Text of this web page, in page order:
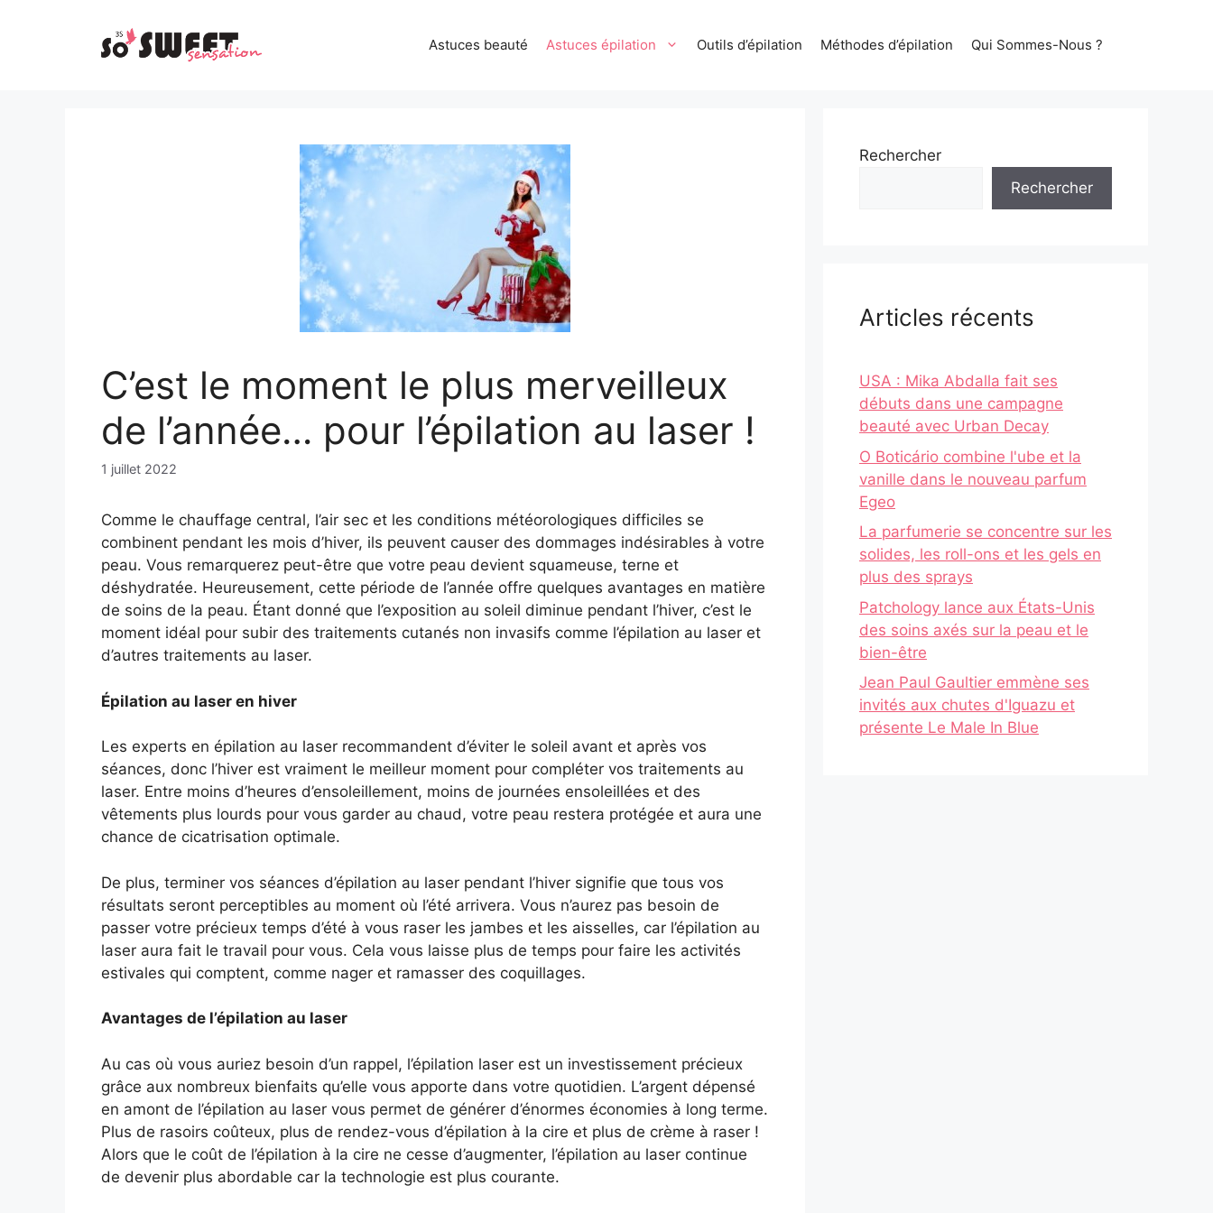
Astuces beauté Astuces épilation Outils d’épilation Méthodes d’épilation Qui Sommes-Nous ?
C’est le moment le plus merveilleux
de l’année… pour l’épilation au laser !
1 juillet 2022
Comme le chauffage central, l’air sec et les conditions météorologiques difficiles se
combinent pendant les mois d’hiver, ils peuvent causer des dommages indésirables à votre
peau. Vous remarquerez peut-être que votre peau devient squameuse, terne et
déshydratée. Heureusement, cette période de l’année offre quelques avantages en matière
de soins de la peau. Étant donné que l’exposition au soleil diminue pendant l’hiver, c’est le
moment idéal pour subir des traitements cutanés non invasifs comme l’épilation au laser et
d’autres traitements au laser.
Épilation au laser en hiver
Les experts en épilation au laser recommandent d’éviter le soleil avant et après vos
séances, donc l’hiver est vraiment le meilleur moment pour compléter vos traitements au
laser. Entre moins d’heures d’ensoleillement, moins de journées ensoleillées et des
vêtements plus lourds pour vous garder au chaud, votre peau restera protégée et aura une
chance de cicatrisation optimale.
De plus, terminer vos séances d’épilation au laser pendant l’hiver signifie que tous vos
résultats seront perceptibles au moment où l’été arrivera. Vous n’aurez pas besoin de
passer votre précieux temps d’été à vous raser les jambes et les aisselles, car l’épilation au
laser aura fait le travail pour vous. Cela vous laisse plus de temps pour faire les activités
estivales qui comptent, comme nager et ramasser des coquillages.
Avantages de l’épilation au laser
Au cas où vous auriez besoin d’un rappel, l’épilation laser est un investissement précieux
grâce aux nombreux bienfaits qu’elle vous apporte dans votre quotidien. L’argent dépensé
en amont de l’épilation au laser vous permet de générer d’énormes économies à long terme.
Plus de rasoirs coûteux, plus de rendez-vous d’épilation à la cire et plus de crème à raser !
Alors que le coût de l’épilation à la cire ne cesse d’augmenter, l’épilation au laser continue
de devenir plus abordable car la technologie est plus courante.
Rechercher
Rechercher
Articles récents
USA : Mika Abdalla fait ses
débuts dans une campagne
beauté avec Urban Decay
O Boticário combine l'ube et la
vanille dans le nouveau parfum
Egeo
La parfumerie se concentre sur les
solides, les roll-ons et les gels en
plus des sprays
Patchology lance aux États-Unis
des soins axés sur la peau et le
bien-être
Jean Paul Gaultier emmène ses
invités aux chutes d'Iguazu et
présente Le Male In Blue